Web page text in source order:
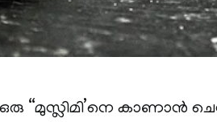
“മുസ്ലിമി’നെ കാണാന്‍